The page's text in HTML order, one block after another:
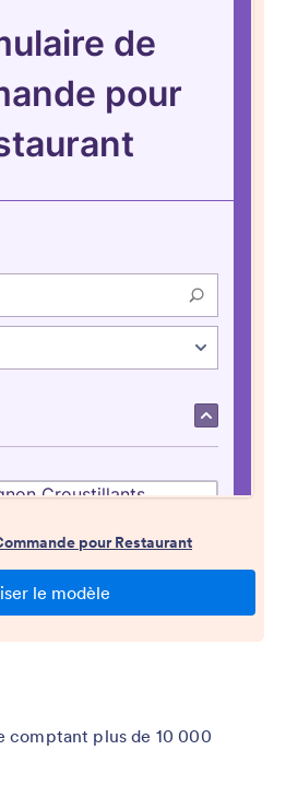
comptant plus de 10 000